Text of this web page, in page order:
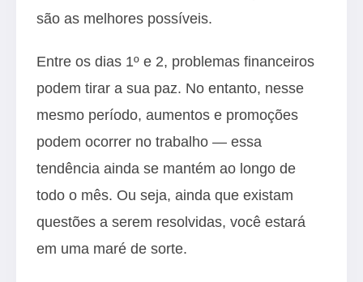
são as melhores possíveis.
Entre os dias 1º e 2, problemas financeiros
podem tirar a sua paz. No entanto, nesse
mesmo período, aumentos e promoções
podem ocorrer no trabalho — essa
tendência ainda se mantém ao longo de
todo o mês. Ou seja, ainda que existam
questões a serem resolvidas, você estará
em uma maré de sorte.